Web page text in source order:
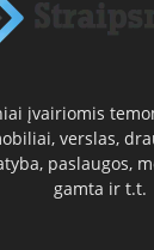
įvairiomis
verslas,
paslaugos,
gamta ir t.t.